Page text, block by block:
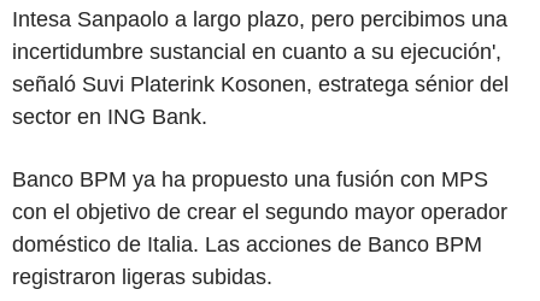
Intesa Sanpaolo a largo plazo, pero percibimos una
incertidumbre sustancial en cuanto a su ejecución',
señaló Suvi Platerink Kosonen, estratega sénior del
sector en ING Bank.
Banco BPM ya ha propuesto una fusión con MPS
con el objetivo de crear el segundo mayor operador
doméstico de Italia. Las acciones de Banco BPM
registraron ligeras subidas.